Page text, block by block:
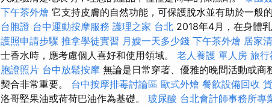
下午茶外燴 它支持皮膚的自然功能，可保護脫水並有助於一般
台胞證 台中運動按摩服務 護理之家 台北 2018年4月，在身體
護照申請步驟 推拿學徒實習 月嫂一天多少錢 下午茶外燴 居家
士香水時，應考慮個人喜好和使用領域。 老人養護 單人房 旅行
胞證照片 台中放鬆按摩 無論是日常穿著、優雅的晚間活動或
契合非常重要。 台中按摩排毒討論區 歐式外燴 餐飲設備回收
洛哥堅果油或荷荷巴油作為基礎。 玻尿酸 台北會計師事務所專